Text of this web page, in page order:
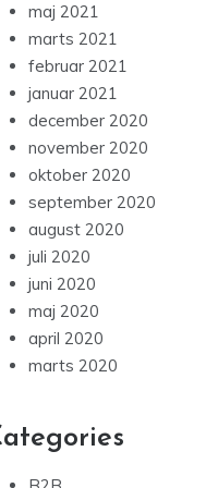
maj 2021
marts 2021
februar 2021
januar 2021
december 2020
november 2020
oktober 2020
september 2020
august 2020
juli 2020
juni 2020
maj 2020
april 2020
marts 2020